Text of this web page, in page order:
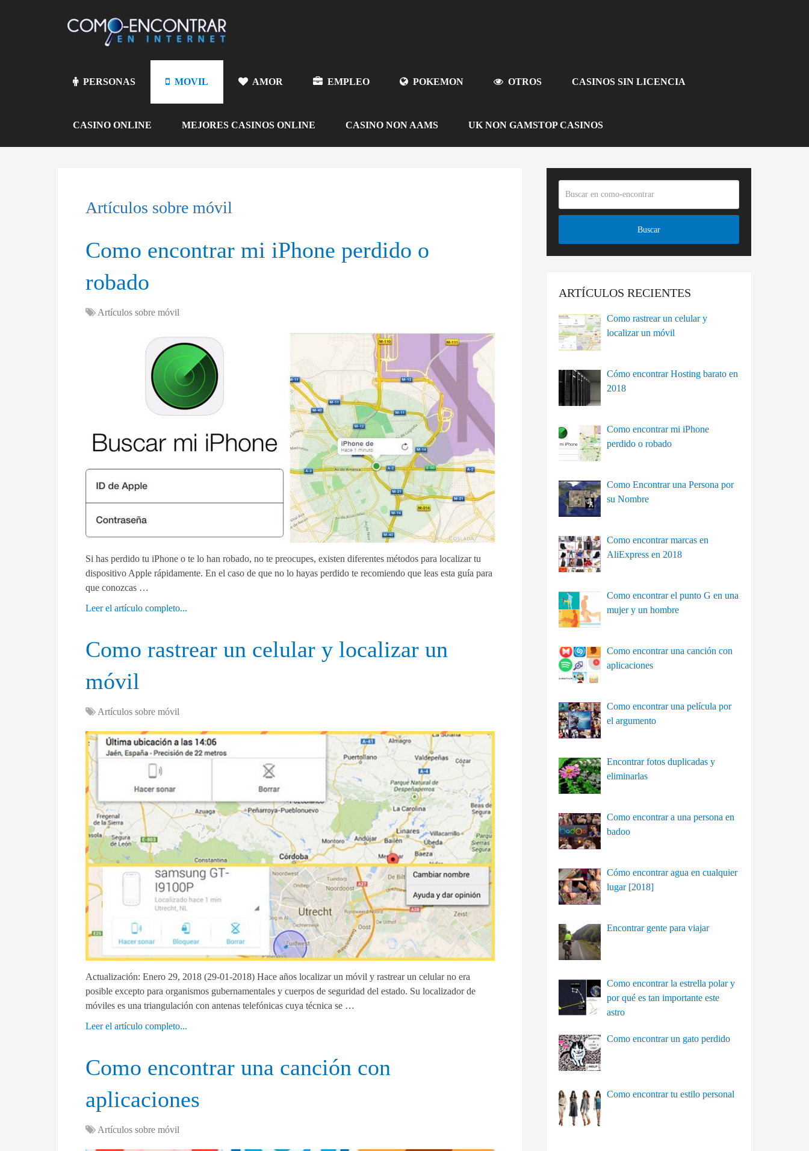
PERSONAS MOVIL AMOR EMPLEO POKEMON OTROS CASINOS SIN LICENCIA
CASINO ONLINE MEJORES CASINOS ONLINE CASINO NON AAMS UK NON GAMSTOP CASINOS
Artículos sobre móvil
Como encontrar mi iPhone perdido o
robado
Artículos sobre móvil
Si has perdido tu iPhone o te lo han robado, no te preocupes, existen diferentes métodos para localizar tu
dispositivo Apple rápidamente. En el caso de que no lo hayas perdido te recomiendo que leas esta guía para
que conozcas …
Leer el artículo completo...
Como rastrear un celular y localizar un
móvil
Artículos sobre móvil
Actualización: Enero 29, 2018 (29-01-2018) Hace años localizar un móvil y rastrear un celular no era
posible excepto para organismos gubernamentales y cuerpos de seguridad del estado. Su localizador de
móviles es una triangulación con antenas telefónicas cuya técnica se …
Leer el artículo completo...
Como encontrar una canción con
aplicaciones
Artículos sobre móvil
ARTÍCULOS RECIENTES
Como rastrear un celular y
localizar un móvil
Cómo encontrar Hosting barato en
2018
Como encontrar mi iPhone
perdido o robado
Como Encontrar una Persona por
su Nombre
Como encontrar marcas en
AliExpress en 2018
Como encontrar el punto G en una
mujer y un hombre
Como encontrar una canción con
aplicaciones
Como encontrar una película por
el argumento
Encontrar fotos duplicadas y
eliminarlas
Como encontrar a una persona en
badoo
Cómo encontrar agua en cualquier
lugar [2018]
Encontrar gente para viajar
Como encontrar la estrella polar y
por qué es tan importante este
astro
Como encontrar un gato perdido
Como encontrar tu estilo personal